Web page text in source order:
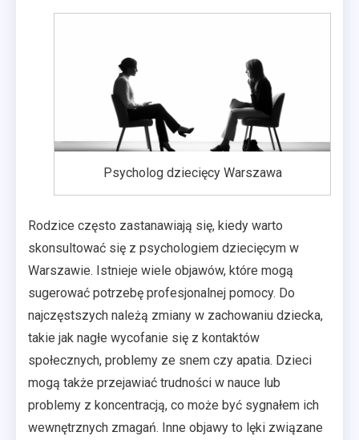
Psycholog dziecięcy Warszawa
Rodzice często zastanawiają się, kiedy warto
skonsultować się z psychologiem dziecięcym w
Warszawie. Istnieje wiele objawów, które mogą
sugerować potrzebę profesjonalnej pomocy. Do
najczęstszych należą zmiany w zachowaniu dziecka,
takie jak nagłe wycofanie się z kontaktów
społecznych, problemy ze snem czy apatia. Dzieci
mogą także przejawiać trudności w nauce lub
problemy z koncentracją, co może być sygnałem ich
wewnętrznych zmagań. Inne objawy to lęki związane